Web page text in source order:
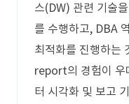
스(DW) 관련 기술
를 수행하고, DBA
최적화를 진행하는
report의 경험이 우
터 시각화 및 보고